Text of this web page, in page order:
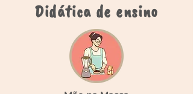
Didática de ensino